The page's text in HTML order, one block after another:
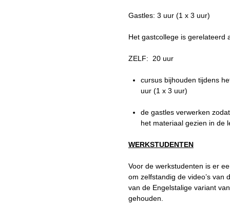
Gastles: 3 uur (1 x 3 uur)
Het gastcollege is gerelateerd
ZELF: 20 uur
cursus bijhouden tijdens
uur (1 x 3 uur)
de gastles verwerken
het materiaal gezien in de
WERKSTUDENTEN
Voor de werkstudenten is er
om zelfstandig de video’s van
van de Engelstalige variant
gehouden.